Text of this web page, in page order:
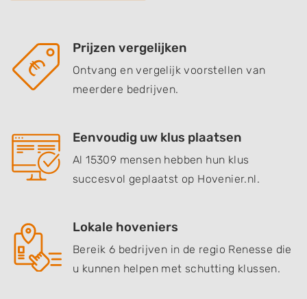
Prijzen vergelijken
Ontvang en vergelijk voorstellen van
meerdere bedrijven.
Eenvoudig uw klus plaatsen
Al 15309 mensen hebben hun klus
succesvol geplaatst op Hovenier.nl.
Lokale hoveniers
Bereik 6 bedrijven in de regio Renesse die
u kunnen helpen met schutting klussen.